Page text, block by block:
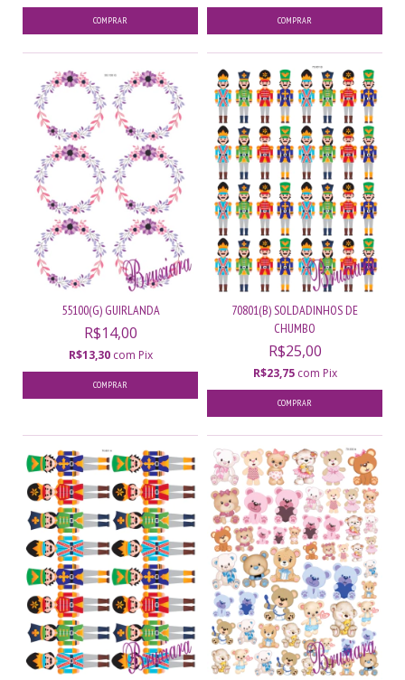
55100(G) GUIRLANDA
R$14,00
R$13,30 com Pix
70801(B) SOLDADINHOS DE
CHUMBO
R$25,00
R$23,75 com Pix